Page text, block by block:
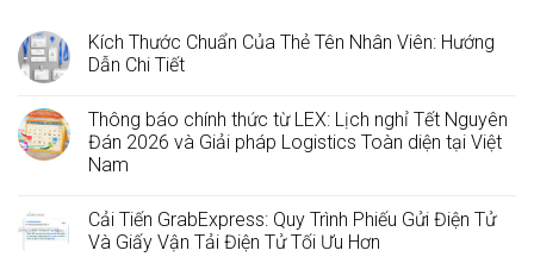
Kích Thước Chuẩn Của Thẻ Tên Nhân Viên: Hướng
Dẫn Chi Tiết
Thông báo chính thức từ LEX: Lịch nghỉ Tết Nguyên
Đán 2026 và Giải pháp Logistics Toàn diện tại Việt
Nam
Cải Tiến GrabExpress: Quy Trình Phiếu Gửi Điện Tử
Và Giấy Vận Tải Điện Tử Tối Ưu Hơn